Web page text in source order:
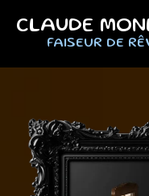
CLAUDE
FAISEUR DE